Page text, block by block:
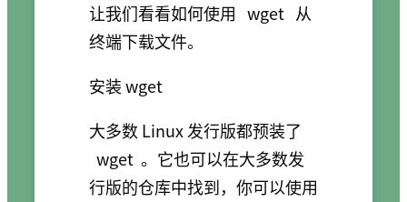
让我们看看如何使用 wget 从
终端下载文件。
安装 wget
大多数 Linux 发行版都预装了
wget 。它也可以在大多数发
行版的仓库中找到，你可以使用